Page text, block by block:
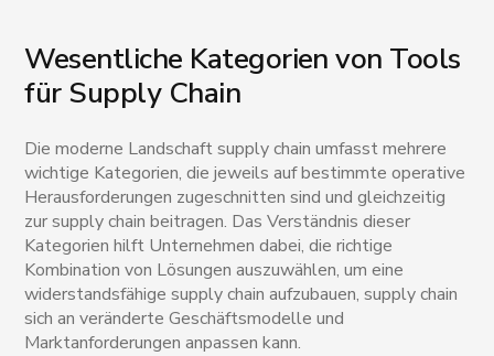
Wesentliche Kategorien von Tools
für Supply Chain
Die moderne Landschaft supply chain umfasst mehrere
wichtige Kategorien, die jeweils auf bestimmte operative
Herausforderungen zugeschnitten sind und gleichzeitig
zur supply chain beitragen. Das Verständnis dieser
Kategorien hilft Unternehmen dabei, die richtige
Kombination von Lösungen auszuwählen, um eine
widerstandsfähige supply chain aufzubauen, supply chain
sich an veränderte Geschäftsmodelle und
Marktanforderungen anpassen kann.